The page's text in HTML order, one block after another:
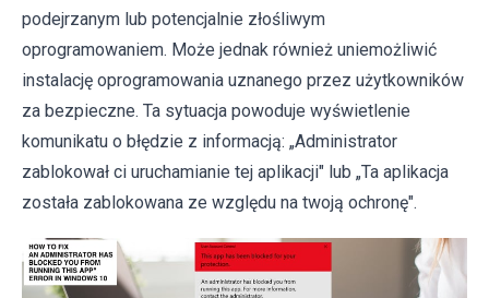
podejrzanym lub potencjalnie złośliwym
oprogramowaniem. Może jednak również uniemożliwić
instalację oprogramowania uznanego przez użytkowników
za bezpieczne. Ta sytuacja powoduje wyświetlenie
komunikatu o błędzie z informacją: „Administrator
zablokował ci uruchamianie tej aplikacji" lub „Ta aplikacja
została zablokowana ze względu na twoją ochronę".